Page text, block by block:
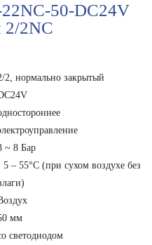
50-DC24V
2/2NC
2, нормально закрытый
~ 8 Бар
5 – 55°С (при сухом воздухе без
мм
светодиодом